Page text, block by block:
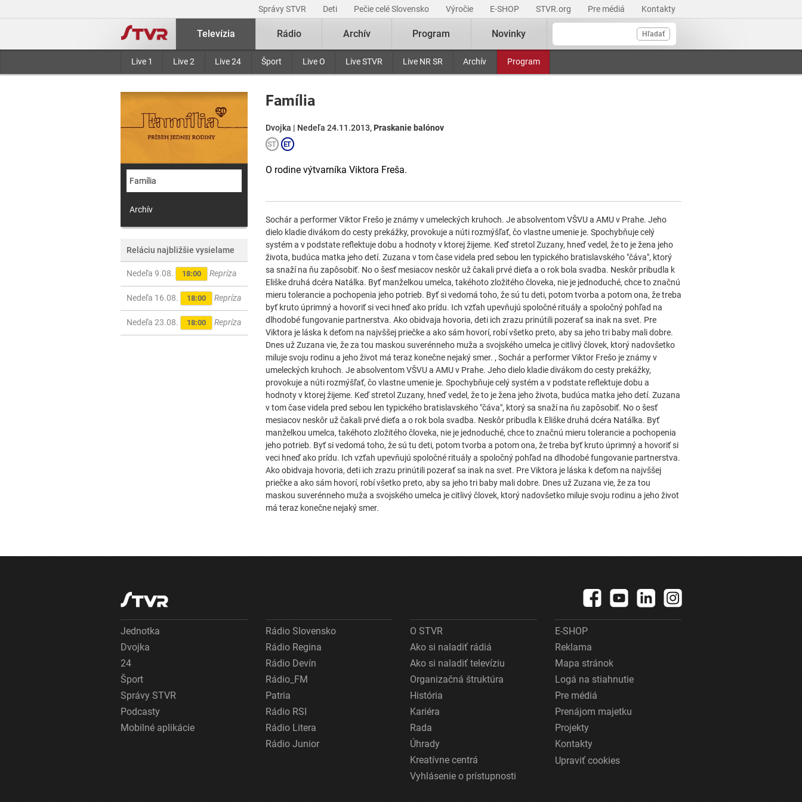
Správy STVR Deti Pečie celé Slovensko Výročie E-SHOP STVR.org Pre médiá Kontakty
Hľadať
Televízia
Live 1 Live 2 Live 24 Šport Live O Live STVR Live NR SR Archív Program
Rádio Archív Program Novinky
Família
Archív
Reláciu najbližšie vysielame
Nedeľa 9.08. 18:00 Repríza
Nedeľa 16.08. 18:00 Repríza
Nedeľa 23.08. 18:00 Repríza
Família
Dvojka | Nedeľa 24.11.2013, Praskanie balónov
O rodine výtvarníka Viktora Freša.
Sochár a performer Viktor Frešo je známy v umeleckých kruhoch. Je absolventom VŠVU a AMU v Prahe. Jeho
dielo kladie divákom do cesty prekážky, provokuje a núti rozmýšľať, čo vlastne umenie je. Spochybňuje celý
systém a v podstate reflektuje dobu a hodnoty v ktorej žijeme. Keď stretol Zuzany, hneď vedel, že to je žena jeho
života, budúca matka jeho detí. Zuzana v tom čase videla pred sebou len typického bratislavského "čáva", ktorý
sa snaží na ňu zapôsobiť. No o šesť mesiacov neskôr už čakali prvé dieťa a o rok bola svadba. Neskôr pribudla k
Eliške druhá dcéra Natálka. Byť manželkou umelca, takéhoto zložitého človeka, nie je jednoduché, chce to značnú
mieru tolerancie a pochopenia jeho potrieb. Byť si vedomá toho, že sú tu deti, potom tvorba a potom ona, že treba
byť kruto úprimný a hovoriť si veci hneď ako prídu. Ich vzťah upevňujú spoločné rituály a spoločný pohľad na
dlhodobé fungovanie partnerstva. Ako obidvaja hovoria, deti ich zrazu prinútili pozerať sa inak na svet. Pre
Viktora je láska k deťom na najvššej priečke a ako sám hovorí, robí všetko preto, aby sa jeho tri baby mali dobre.
Dnes už Zuzana vie, že za tou maskou suverénneho muža a svojského umelca je citlivý človek, ktorý nadovšetko
miluje svoju rodinu a jeho život má teraz konečne nejaký smer. , Sochár a performer Viktor Frešo je známy v
umeleckých kruhoch. Je absolventom VŠVU a AMU v Prahe. Jeho dielo kladie divákom do cesty prekážky,
provokuje a núti rozmýšľať, čo vlastne umenie je. Spochybňuje celý systém a v podstate reflektuje dobu a
hodnoty v ktorej žijeme. Keď stretol Zuzany, hneď vedel, že to je žena jeho života, budúca matka jeho detí. Zuzana
v tom čase videla pred sebou len typického bratislavského "čáva", ktorý sa snaží na ňu zapôsobiť. No o šesť
mesiacov neskôr už čakali prvé dieťa a o rok bola svadba. Neskôr pribudla k Eliške druhá dcéra Natálka. Byť
manželkou umelca, takéhoto zložitého človeka, nie je jednoduché, chce to značnú mieru tolerancie a pochopenia
jeho potrieb. Byť si vedomá toho, že sú tu deti, potom tvorba a potom ona, že treba byť kruto úprimný a hovoriť si
veci hneď ako prídu. Ich vzťah upevňujú spoločné rituály a spoločný pohľad na dlhodobé fungovanie partnerstva.
Ako obidvaja hovoria, deti ich zrazu prinútili pozerať sa inak na svet. Pre Viktora je láska k deťom na najvššej
priečke a ako sám hovorí, robí všetko preto, aby sa jeho tri baby mali dobre. Dnes už Zuzana vie, že za tou
maskou suverénneho muža a svojského umelca je citlivý človek, ktorý nadovšetko miluje svoju rodinu a jeho život
má teraz konečne nejaký smer.
Jednotka
Dvojka
24
Šport
Správy STVR
Podcasty
Mobilné aplikácie
Rádio Slovensko
Rádio Regina
Rádio Devín
Rádio_FM
Patria
Rádio RSI
Rádio Litera
Rádio Junior
O STVR
Ako si naladiť rádiá
Ako si naladiť televíziu
Organizačná štruktúra
História
Kariéra
Rada
Úhrady
Kreatívne centrá
Vyhlásenie o prístupnosti
E-SHOP
Reklama
Mapa stránok
Logá na stiahnutie
Pre médiá
Prenájom majetku
Projekty
Kontakty
Upraviť cookies